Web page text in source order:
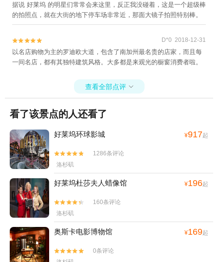
据说 好莱坞 的明星们常常会来这里，反正我没碰着，这是一个超级棒
的拍照点，就在大街的地下停车场非常近，那面大镜子拍照特别棒。

 D*0 2018-12-31
以名店购物为主的罗迪欧大道，包含了南加州最名贵的店家，而且每
一间名店，都有其独特建筑风格。大多都是来观光的橱窗消费者啦。
查看全部点评 
看了该景点的人还看了
好莱坞环球影城 ¥917起


1286条评论
洛杉矶
好莱坞杜莎夫人蜡像馆 ¥196起


160条评论
洛杉矶
奥斯卡电影博物馆 ¥169起


0条评论